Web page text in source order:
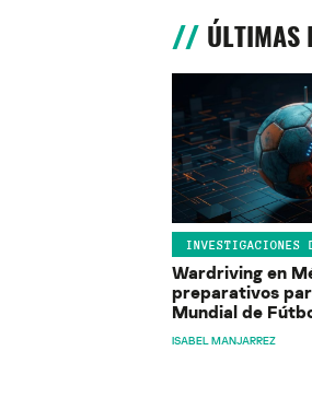
ÚLTIMAS
INVESTIGACIONES
Wardriving en
preparativos
Mundial de
ISABEL MANJARREZ